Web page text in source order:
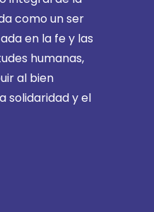
como un ser
en la fe y las
humanas,
al bien
solidaridad y el